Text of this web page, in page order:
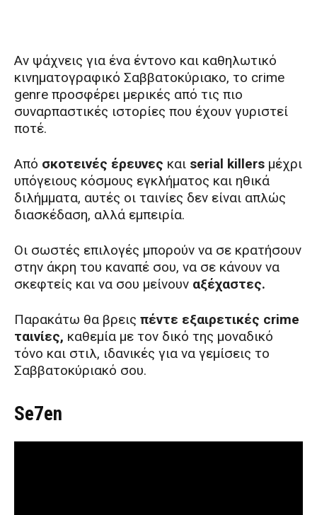
Αν ψάχνεις για ένα έντονο και καθηλωτικό
κινηματογραφικό Σαββατοκύριακο, το crime
genre προσφέρει μερικές από τις πιο
συναρπαστικές ιστορίες που έχουν γυριστεί
ποτέ.
Από σκοτεινές έρευνες και serial killers μέχρι
υπόγειους κόσμους εγκλήματος και ηθικά
διλήμματα, αυτές οι ταινίες δεν είναι απλώς
διασκέδαση, αλλά εμπειρία.
Οι σωστές επιλογές μπορούν να σε κρατήσουν
στην άκρη του καναπέ σου, να σε κάνουν να
σκεφτείς και να σου μείνουν αξέχαστες.
Παρακάτω θα βρεις πέντε εξαιρετικές crime
ταινίες, καθεμία με τον δικό της μοναδικό
τόνο και στιλ, ιδανικές για να γεμίσεις το
Σαββατοκύριακό σου.
Se7en